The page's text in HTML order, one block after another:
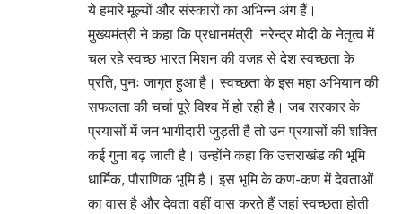
ये हमारे मूल्यों और संस्कारों का अभिन्न अंग हैं।
मुख्यमंत्री ने कहा कि प्रधानमंत्री नरेन्द्र मोदी के नेतृत्व में
चल रहे स्वच्छ भारत मिशन की वजह से देश स्वच्छता के
प्रति, पुनः जागृत हुआ है। स्वच्छता के इस महा अभियान की
सफलता की चर्चा पूरे विश्व में हो रही है। जब सरकार के
प्रयासों में जन भागीदारी जुड़ती है तो उन प्रयासों की शक्ति
कई गुना बढ़ जाती है। उन्होंने कहा कि उत्तराखंड की भूमि
धार्मिक, पौराणिक भूमि है। इस भूमि के कण-कण में देवताओं
का वास है और देवता वहीं वास करते हैं जहां स्वच्छता होती